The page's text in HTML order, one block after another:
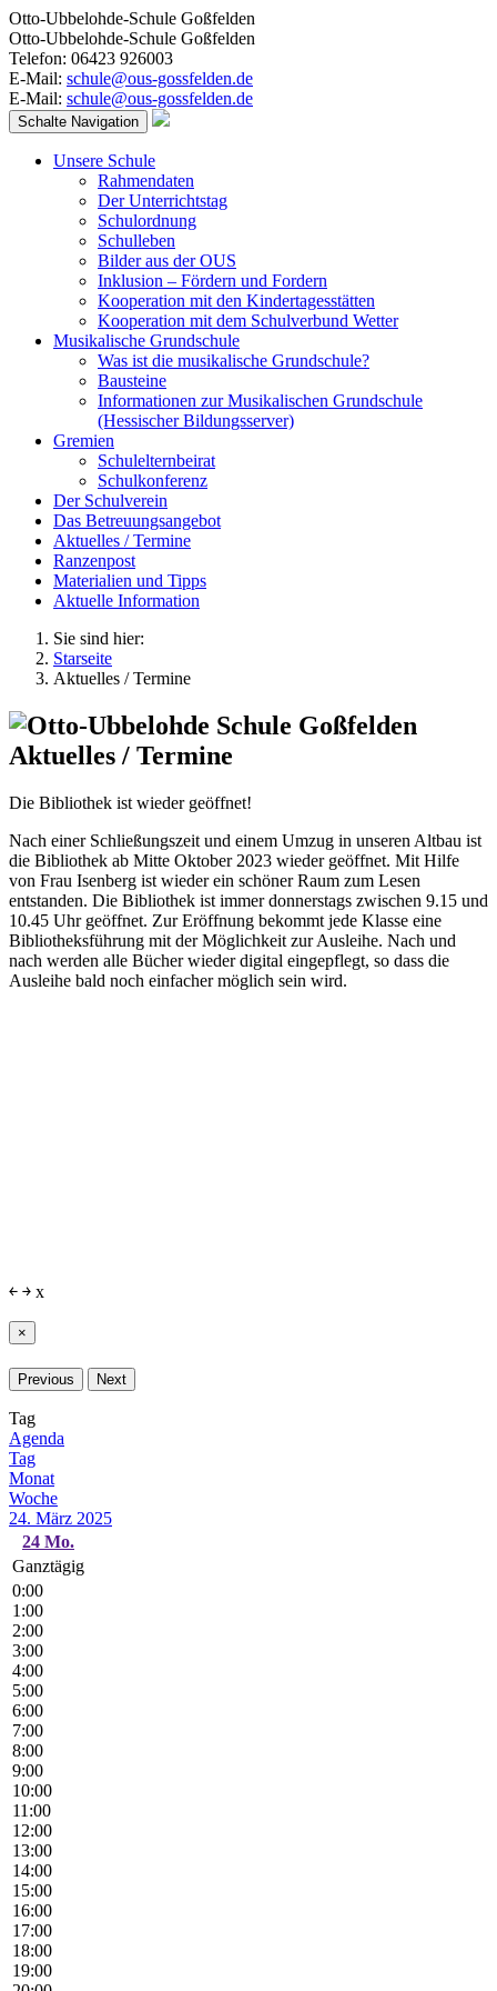
Otto-Ubbelohde-Schule Goßfelden
Otto-Ubbelohde-Schule Goßfelden
Telefon: 06423 926003
E-Mail: schule@ous-gossfelden.de
E-Mail: schule@ous-gossfelden.de
Schalte Navigation
Unsere Schule
Rahmendaten
Der Unterrichtstag
Schulordnung
Schulleben
Bilder aus der OUS
Inklusion – Fördern und Fordern
Kooperation mit den Kindertagesstätten
Kooperation mit dem Schulverbund Wetter
Musikalische Grundschule
Was ist die musikalische Grundschule?
Bausteine
Informationen zur Musikalischen Grundschule
(Hessischer Bildungsserver)
Gremien
Schulelternbeirat
Schulkonferenz
Der Schulverein
Das Betreuungsangebot
Aktuelles / Termine
Ranzenpost
Materialien und Tipps
Aktuelle Information
Sie sind hier:
Starseite
Aktuelles / Termine
Aktuelles / Termine
Die Bibliothek ist wieder geöffnet!
Nach einer Schließungszeit und einem Umzug in unseren Altbau ist
die Bibliothek ab Mitte Oktober 2023 wieder geöffnet. Mit Hilfe
von Frau Isenberg ist wieder ein schöner Raum zum Lesen
entstanden. Die Bibliothek ist immer donnerstags zwischen 9.15 und
10.45 Uhr geöffnet. Zur Eröffnung bekommt jede Klasse eine
Bibliotheksführung mit der Möglichkeit zur Ausleihe. Nach und
nach werden alle Bücher wieder digital eingepflegt, so dass die
Ausleihe bald noch einfacher möglich sein wird.
￩ ￫ x
×
Previous Next
Tag
Agenda
Tag
Monat
Woche
24. März 2025
24 Mo.
Ganztägig
0:00
1:00
2:00
3:00
4:00
5:00
6:00
7:00
8:00
9:00
10:00
11:00
12:00
13:00
14:00
15:00
16:00
17:00
18:00
19:00